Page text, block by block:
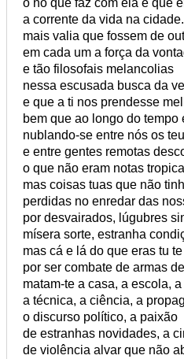
o nó que faz com ela e que
a corrente da vida na cidade.
mais valia que fossem de
em cada um a força da
e tão filosofais melancolias
nessa escusada busca da
e que a ti nos prendesse
bem que ao longo do tempo
nublando-se entre nós os
e entre gentes remotas
o que não eram notas
mas coisas tuas que não
perdidas no enredar das
por desvairados, lúgubres
mísera sorte, estranha
mas cá e lá do que eras tu
por ser combate de armas
matam-te a casa, a escola,
a técnica, a ciência, a
o discurso político, a paixão
de estranhas novidades, a
de violência alvar que não